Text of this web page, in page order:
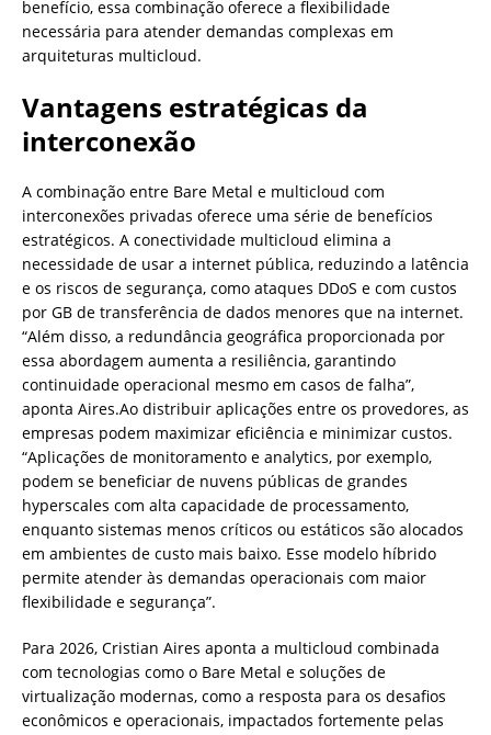
benefício, essa combinação oferece a flexibilidade
necessária para atender demandas complexas em
arquiteturas multicloud.
Vantagens estratégicas da
interconexão
A combinação entre Bare Metal e multicloud com
interconexões privadas oferece uma série de benefícios
estratégicos. A conectividade multicloud elimina a
necessidade de usar a internet pública, reduzindo a latência
e os riscos de segurança, como ataques DDoS e com custos
por GB de transferência de dados menores que na internet.
“Além disso, a redundância geográfica proporcionada por
essa abordagem aumenta a resiliência, garantindo
continuidade operacional mesmo em casos de falha”,
aponta Aires.Ao distribuir aplicações entre os provedores, as
empresas podem maximizar eficiência e minimizar custos.
“Aplicações de monitoramento e analytics, por exemplo,
podem se beneficiar de nuvens públicas de grandes
hyperscales com alta capacidade de processamento,
enquanto sistemas menos críticos ou estáticos são alocados
em ambientes de custo mais baixo. Esse modelo híbrido
permite atender às demandas operacionais com maior
flexibilidade e segurança”.
Para 2026, Cristian Aires aponta a multicloud combinada
com tecnologias como o Bare Metal e soluções de
virtualização modernas, como a resposta para os desafios
econômicos e operacionais, impactados fortemente pelas